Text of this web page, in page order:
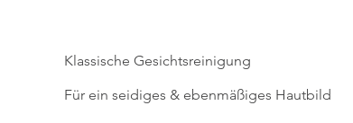
Klassische Gesichtsreinigung
Für ein seidiges & ebenmäßiges Hautbild